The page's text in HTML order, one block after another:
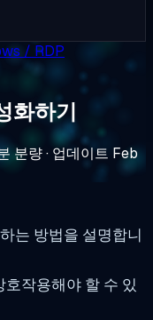
/ RDP
화하기
분량· 업데이트 Feb
는 방법을 설명합니
작용해야 할 수 있